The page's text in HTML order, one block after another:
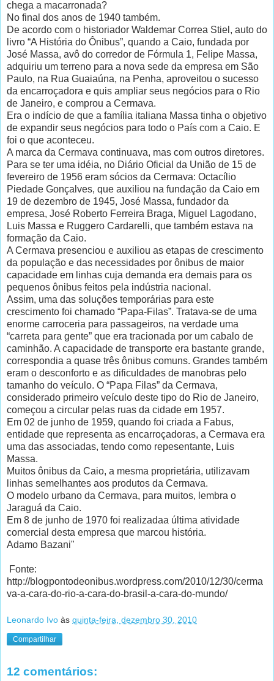
chega a macarronada?
No final dos anos de 1940 também.
De acordo com o historiador Waldemar Correa Stiel, auto do
livro “A História do Ônibus”, quando a Caio, fundada por
José Massa, avô do corredor de Fórmula 1, Felipe Massa,
adquiriu um terreno para a nova sede da empresa em São
Paulo, na Rua Guaiaúna, na Penha, aproveitou o sucesso
da encarroçadora e quis ampliar seus negócios para o Rio
de Janeiro, e comprou a Cermava.
Era o indício de que a família italiana Massa tinha o objetivo
de expandir seus negócios para todo o País com a Caio. E
foi o que aconteceu.
A marca da Cermava continuava, mas com outros diretores.
Para se ter uma idéia, no Diário Oficial da União de 15 de
fevereiro de 1956 eram sócios da Cermava: Octacílio
Piedade Gonçalves, que auxiliou na fundação da Caio em
19 de dezembro de 1945, José Massa, fundador da
empresa, José Roberto Ferreira Braga, Miguel Lagodano,
Luis Massa e Ruggero Cardarelli, que também estava na
formação da Caio.
A Cermava presenciou e auxiliou as etapas de crescimento
da população e das necessidades por ônibus de maior
capacidade em linhas cuja demanda era demais para os
pequenos ônibus feitos pela indústria nacional.
Assim, uma das soluções temporárias para este
crescimento foi chamado “Papa-Filas”. Tratava-se de uma
enorme carroceria para passageiros, na verdade uma
“carreta para gente” que era tracionada por um cabalo de
caminhão. A capacidade de transporte era bastante grande,
correspondia a quase três ônibus comuns. Grandes também
eram o desconforto e as dificuldades de manobras pelo
tamanho do veículo. O “Papa Filas” da Cermava,
considerado primeiro veículo deste tipo do Rio de Janeiro,
começou a circular pelas ruas da cidade em 1957.
Em 02 de junho de 1959, quando foi criada a Fabus,
entidade que representa as encarroçadoras, a Cermava era
uma das associadas, tendo como repesentante, Luis
Massa.
Muitos ônibus da Caio, a mesma proprietária, utilizavam
linhas semelhantes aos produtos da Cermava.
O modelo urbano da Cermava, para muitos, lembra o
Jaraguá da Caio.
Em 8 de junho de 1970 foi realizadaa última atividade
comercial desta empresa que marcou história.
Adamo Bazani"
Fonte:
http://blogpontodeonibus.wordpress.com/2010/12/30/cerma
va-a-cara-do-rio-a-cara-do-brasil-a-cara-do-mundo/
Leonardo Ivo às quinta-feira, dezembro 30, 2010
Compartilhar
12 comentários: